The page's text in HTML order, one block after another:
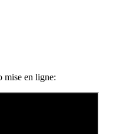
mise en ligne: